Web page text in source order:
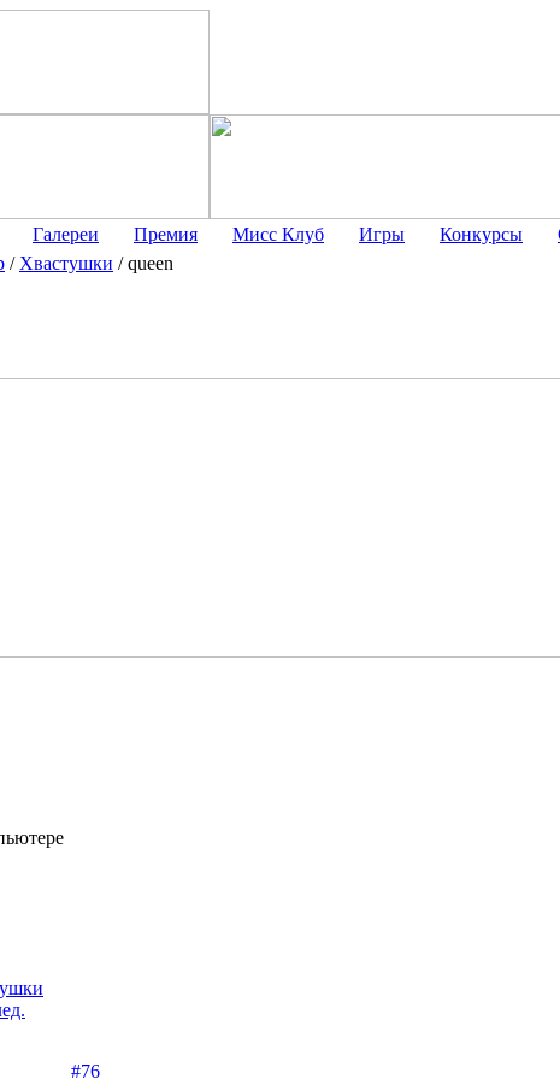
Галереи Премия Мисс Клуб Игры Конкурсы
/ Хвастушки /queen
#76